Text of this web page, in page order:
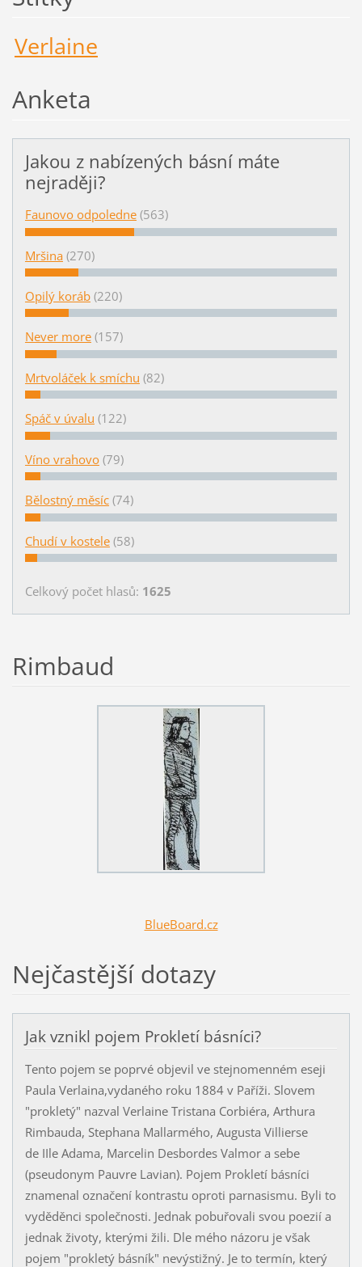
Verlaine
Anketa
Jakou z nabízených básní máte
nejraději?
Faunovo odpoledne (563)
Mršina (270)
Opilý koráb (220)
Never more (157)
Mrtvoláček k smíchu (82)
Spáč v úvalu (122)
Víno vrahovo (79)
Bělostný měsíc (74)
Chudí v kostele (58)
Celkový počet hlasů: 1625
Rimbaud
BlueBoard.cz
Nejčastější dotazy
Jak vznikl pojem Prokletí básníci?
Tento pojem se poprvé objevil ve stejnomenném eseji
Paula Verlaina,vydaného roku 1884 v Paříži. Slovem
"prokletý" nazval Verlaine Tristana Corbiéra, Arthura
Rimbauda, Stephana Mallarmého, Augusta Villierse
de IIle Adama, Marcelin Desbordes Valmor a sebe
(pseudonym Pauvre Lavian). Pojem Prokletí básníci
znamenal označení kontrastu oproti parnasismu. Byli to
vyděděnci společnosti. Jednak pobuřovali svou poezií a
jednak životy, kterými žili. Dle mého názoru je však
pojem "prokletý básník" nevýstižný. Je to termín, který